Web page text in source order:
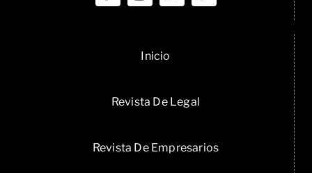
Inicio
Revista De Legal
Revista De Empresarios